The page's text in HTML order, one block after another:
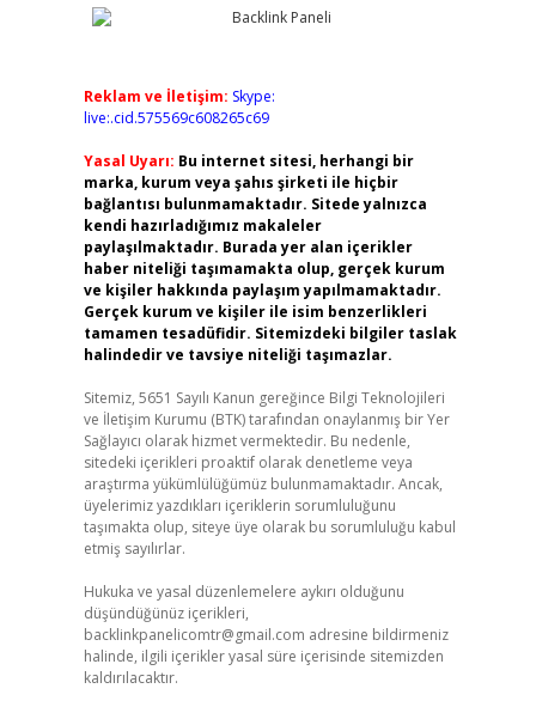
Reklam ve İletişim: Skype:
live:.cid.575569c608265c69
Yasal Uyarı: Bu internet sitesi, herhangi bir
marka, kurum veya şahıs şirketi ile hiçbir
bağlantısı bulunmamaktadır. Sitede yalnızca
kendi hazırladığımız makaleler
paylaşılmaktadır. Burada yer alan içerikler
haber niteliği taşımamakta olup, gerçek kurum
ve kişiler hakkında paylaşım yapılmamaktadır.
Gerçek kurum ve kişiler ile isim benzerlikleri
tamamen tesadüfidir. Sitemizdeki bilgiler taslak
halindedir ve tavsiye niteliği taşımazlar.
Sitemiz, 5651 Sayılı Kanun gereğince Bilgi Teknolojileri
ve İletişim Kurumu (BTK) tarafından onaylanmış bir Yer
Sağlayıcı olarak hizmet vermektedir. Bu nedenle,
sitedeki içerikleri proaktif olarak denetleme veya
araştırma yükümlülüğümüz bulunmamaktadır. Ancak,
üyelerimiz yazdıkları içeriklerin sorumluluğunu
taşımakta olup, siteye üye olarak bu sorumluluğu kabul
etmiş sayılırlar.
Hukuka ve yasal düzenlemelere aykırı olduğunu
düşündüğünüz içerikleri,
backlinkpanelicomtr@gmail.com adresine bildirmeniz
halinde, ilgili içerikler yasal süre içerisinde sitemizden
kaldırılacaktır.